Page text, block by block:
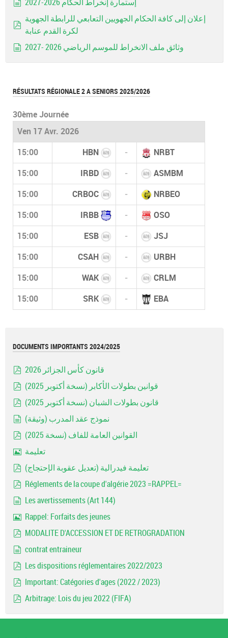
إستمارة إنخراط الحكام 2026-2027
pdf
إعلان إلى كافة الحكام الجهويين التعابعي للرابطة الجهوية
لكرة القدم عنابة
وثائق ملف الانخراط للموسم الرياضي 2026 -2027
RÉSULTATS RÉGIONALE 2 A SENIORS 2025/2026
30ème Journée
Ven 17 Avr. 2026
15:00 HBN - NRBT
15:00 IRBD - ASMBM
15:00 CRBOC - NRBEO
15:00 IRBB - OSO
15:00 ESB - JSJ
15:00 CSAH - URBH
15:00 WAK - CRLM
15:00 SRK - EBA
DOCUMENTS IMPORTANTS 2024/2025
قانون كأس الجزائر 2026
قوانين بطولات الأكابر (نسخة أكتوبر 2025)
قانون بطولات الشبان (نسخة أكتوبر 2025)
نموذج عقد المدرب (وثيقة)
القوانين العامة للفاف (نسخة 2025)
تعليمة
تعليمة فيدرالية (تعديل عقوبة الإحتجاج)
Réglements de la coupe d'algérie 2023 =RAPPEL=
Les avertissements (Art 144)
Rappel: Forfaits des jeunes
MODALITE D'ACCESSION ET DE RETROGRADATION
contrat entraineur
Les dispositions réglementaires 2022/2023
Important: Catégories d'ages (2022 / 2023)
Arbitrage: Lois du jeu 2022 (FIFA)